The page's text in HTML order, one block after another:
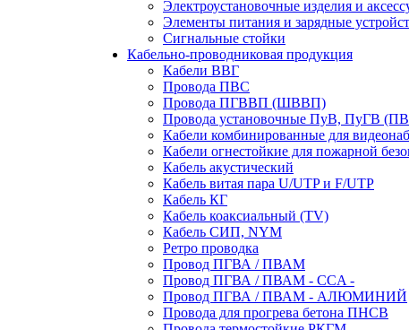
Электроустановочные изделия и
Элементы питания и зарядные
Сигнальные стойки
Кабельно-проводниковая продукция
Кабели ВВГ
Провода ПВС
Провода ПГВВП (ШВВП)
Провода установочные ПуВ, ПуГВ
Кабели комбинированные для
Кабели огнестойкие для пожарной
Кабель акустический
Кабель витая пара U/UTP и F/UTP
Кабель КГ
Кабель коаксиальный (TV)
Кабель СИП, NYM
Ретро проводка
Провод ПГВА / ПВАМ
Провод ПГВА / ПВАМ - CCA -
Провод ПГВА / ПВАМ - АЛЮМИНИЙ
Провода для прогрева бетона ПНСВ